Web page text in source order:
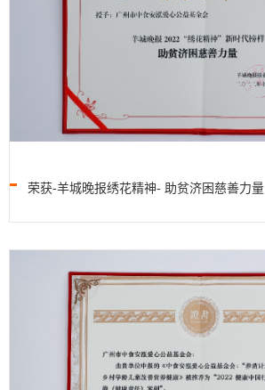
荣获-羊城晚报绣花精神- 助贫济困慈善力量